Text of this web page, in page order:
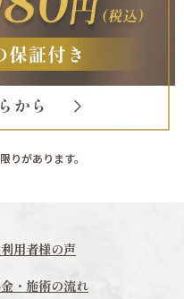
りがあります。
利用者様の声
・施術の流れ